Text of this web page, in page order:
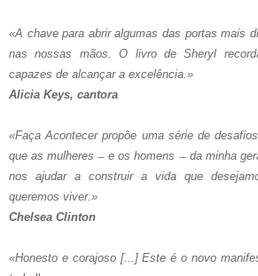
«A chave para abrir algumas das portas mais
nas nossas mãos. O livro de Sheryl
capazes de alcançar a excelência.»
Alicia Keys, cantora
«Faça Acontecer propõe uma série de
que as mulheres ̶ e os homens ̶ da minha
nos ajudar a construir a vida que
queremos viver.»
Chelsea Clinton
«Honesto e corajoso [...] Este é o novo